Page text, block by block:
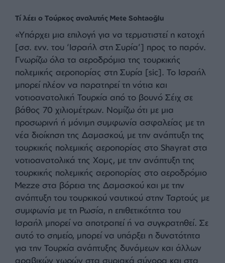
Αρχή. Η Τουρκία είναι αισιόδοξη για τις
διπλωματικές σχέσεις που έχει δημιουργήσει στην
περιοχή. Ο Λίβανος, ο οποίος έχει ακτές στη
Μεσόγειο, σχεδιάζει επίσης να κινηθεί μαζί μας.
Έτσι, οι χώρες που έχουν το βλέμμα τους
στραμμένο στους ενεργειακούς πόρους της
λεκάνης της Μεσογείου και λογαριάζουν να τους
μοιραστούν έχουν γίνει ανήσυχες. Οι σχεδιασμοί
τους έχουν ανατραπεί. Μια τέτοια συμφωνία θα
αυξήσει την αποτελεσματικότητα και την
αρμοδιότητα τόσο της Συρίας όσο και της
Τουρκίας.
Τί λέει ο Τούρκος αναλυτής Mete Sohtaoğlu
«Υπάρχει μια επιλογή για να τερματιστεί η κατοχή
[σσ. ενν. του ‘Ισραήλ στη Συρία’] προς το παρόν.
Γνωρίζω όλα τα αεροδρόμια της τουρκικής
πολεμικής αεροπορίας στη Συρία [sic]. Το Ισραήλ
μπορεί πλέον να παρατηρεί τη νότια και